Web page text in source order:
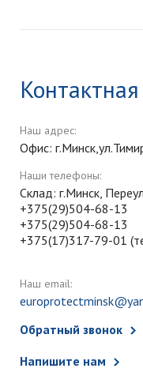
Наш адрес:
Офис:
Наши телефоны:
Склад: г.Минск,
+375(29)504-68-13
+375(29)504-68-13
+375(17)317-79-01
Наш email:
Обратный звонок
Напишите нам